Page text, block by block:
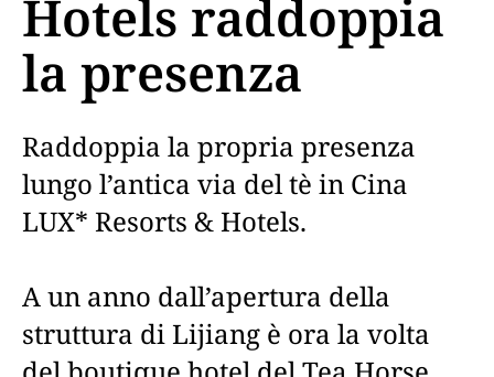
Hotels raddoppia
la presenza
Raddoppia la propria presenza
lungo l’antica via del tè in Cina
LUX* Resorts & Hotels.
A un anno dall’apertura della
struttura di Lijiang è ora la volta